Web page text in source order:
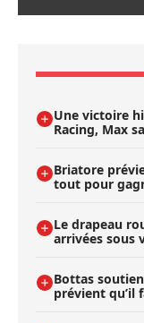
Une victoire
Racing, Max
Briatore
tout pour
Le drapeau
arrivées sous
Bottas
prévient qu’il